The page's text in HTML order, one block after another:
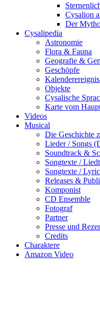
Cysalion
Der
Cysalipedia
Astronomie
Flora & Fauna
Geografie &
Geschöpfe
Objekte
Cysalische
Karte vom
Videos
Musical
Die Geschichte
Lieder / Songs
Soundtrack &
Songtexte /
Songtexte /
Releases &
Komponist
CD Ensemble
Fotograf
Partner
Presse und
Credits
Charaktere
Amazon Video